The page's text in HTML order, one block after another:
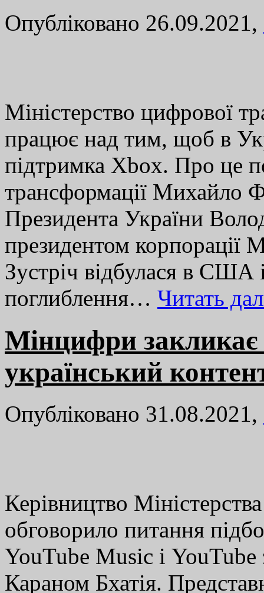
Опубліковано 26.09.2021,
Міністерство цифрової
працює над тим, щоб в
підтримка Xbox. Про це
трансформації Михайло
Президента України
президентом корпорації
Зустріч відбулася в США
поглиблення… Читать
Мінцифри
український
Опубліковано 31.08.2021,
Керівництво
обговорило питання
YouTube Music і YouTube
Караном Бхатія.